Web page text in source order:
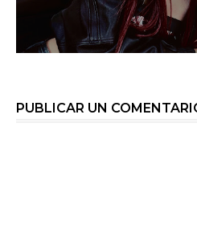
PUBLICAR UN